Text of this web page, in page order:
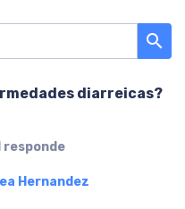
search
diarreicas?
responde
Hernandez